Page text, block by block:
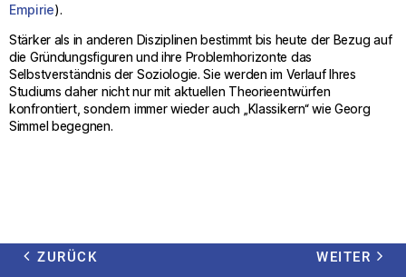
Empirie).
Stärker als in anderen Disziplinen bestimmt bis heute der Bezug auf
die Gründungsfiguren und ihre Problemhorizonte das
Selbstverständnis der Soziologie. Sie werden im Verlauf Ihres
Studiums daher nicht nur mit aktuellen Theorieentwürfen
konfrontiert, sondern immer wieder auch „Klassikern“ wie Georg
Simmel begegnen.
ZURÜCK WEITER